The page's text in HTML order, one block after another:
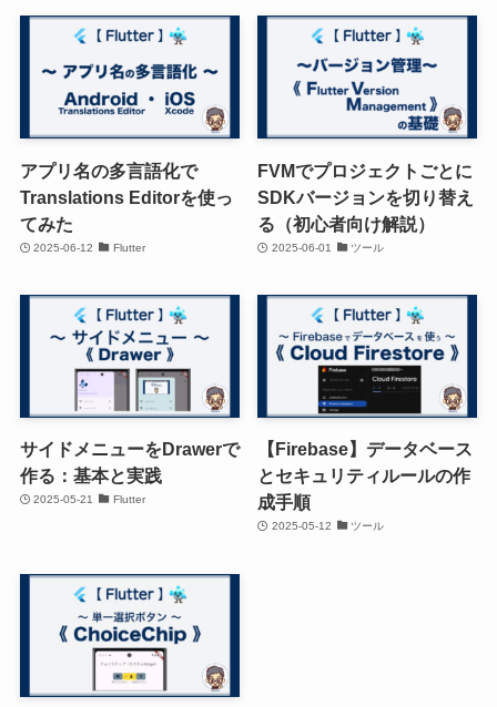
アプリ名の多言語化で
Translations Editorを使っ
てみた
2025-06-12 Flutter
FVMでプロジェクトごとに
SDKバージョンを切り替え
る（初心者向け解説）
2025-06-01 ツール
サイドメニューをDrawerで
作る：基本と実践
2025-05-21 Flutter
【Firebase】データベース
とセキュリティルールの作
成手順
2025-05-12 ツール